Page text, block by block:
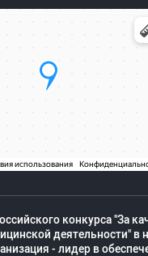
конкурса "За
деятельности" в
- лидер в